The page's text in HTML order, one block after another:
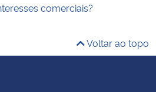
comerciais?
Voltar ao topo